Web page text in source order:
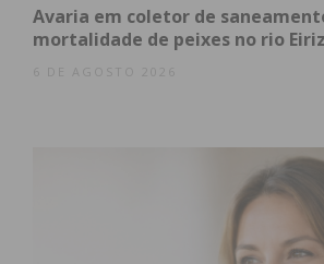
Avaria em coletor de
mortalidade de peixes no rio Eiriz
6 DE AGOSTO 2026